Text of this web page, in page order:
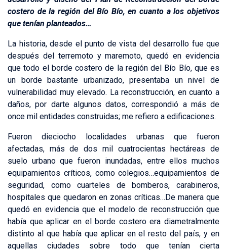
costero de la región del Bío Bío, en cuanto a los objetivos
que tenían planteados…
La historia, desde el punto de vista del desarrollo fue que
después del terremoto y maremoto, quedó en evidencia
que todo el borde costero de la región del Bío Bío, que es
un borde bastante urbanizado, presentaba un nivel de
vulnerabilidad muy elevado. La reconstrucción, en cuanto a
daños, por darte algunos datos, correspondió a más de
once mil entidades construidas; me refiero a edificaciones.
Fueron dieciocho localidades urbanas que fueron
afectadas, más de dos mil cuatrocientas hectáreas de
suelo urbano que fueron inundadas, entre ellos muchos
equipamientos críticos, como colegios…equipamientos de
seguridad, como cuarteles de bomberos, carabineros,
hospitales que quedaron en zonas críticas…De manera que
quedó en evidencia que el modelo de reconstrucción que
había que aplicar en el borde costero era diametralmente
distinto al que había que aplicar en el resto del país, y en
aquellas ciudades sobre todo que tenían cierta